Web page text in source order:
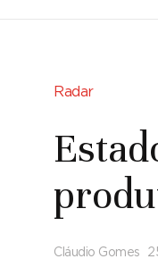
Radar
Cláudio Gomes